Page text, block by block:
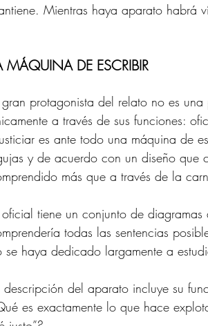
Mientras haya aparato habrá
MÁQUINA DE ESCRIBIR
gran protagonista del relato no es
a través de sus funciones:
es ante todo una máquina de
y de acuerdo con un diseño que
más que a través de la
oficial tiene un conjunto de
todas las sentencias
se haya dedicado largamente a
descripción del aparato incluye su
es exactamente lo que hace